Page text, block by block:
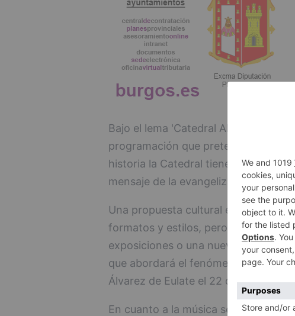
Bajo el lema 'Catedral Abierta al
programación que pretende mostrar
historia la Catedral tiene desde el
mensaje de la evangelización".
Una propuesta cultural en la que
formatos y estilos, pero también las
exposiciones o una nueva edición
que abordará el fenómeno de la
Álvarez de Eulate el 22 de mayo.
En cuanto a la música se va a